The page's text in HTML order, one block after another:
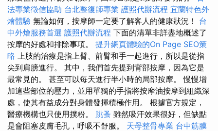
法專業徵信協助 台北整復師專業 護照代辦流程 宜蘭特色外
燴體驗 無論如何，按摩師一定要了解客人的健康狀況！ 台
中外燴服務首選 護照代辦流程 下面的清單非詳盡地概述了
按摩的好處和排除事項。 提升網頁體驗的On Page SEO策
略 上肢的治療是指上臂、前臂和手一起進行，所以是從指
尖到肩膀進行。 其中，我們首先提到背部按摩，因為它是
最常見的。 甚至可以每天進行半小時的局部按摩。 慢慢增
加這些部位的壓力，並用單獨的手指將按摩油按摩到組織深
處，使其有益成分對身體發揮積極作用。 根據官方規定，
醫療機構也只使用撲粉。 跳蚤 雖然吸汗效果很好，但缺點
是會阻塞皮膚毛孔，呼吸不舒服。 天母整骨專業 台中筋膜